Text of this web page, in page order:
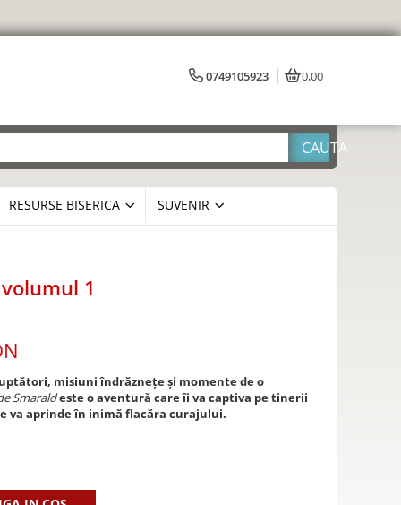
0749105923 0,00
RESURSE BISERICA SUVENIR
1
misiuni îndrăznețe și momente de o
Smaraldeste o aventură care îi va captiva pe tinerii
va aprinde în inimă flacăra curajului.